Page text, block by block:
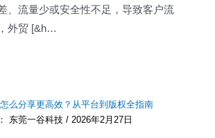
、流量少或安全性不足，导致客户流
外贸 [&h…
么分享更高效？从平台到版权全指南
东莞一谷科技/2026年2月27日